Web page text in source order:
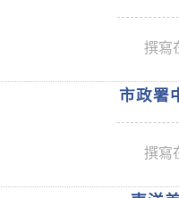
撰寫
市政署
撰寫